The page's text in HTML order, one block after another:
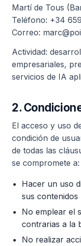
Martí de Tous
Teléfono: +34
Correo:
Actividad:
empresariales,
servicios de IA
2.
El acceso y uso
condición de
de todas las
se compromete a:
Hacer un uso
sus contenidos
No emplear el
contrarias a la
No realizar